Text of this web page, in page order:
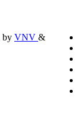
by VNV &